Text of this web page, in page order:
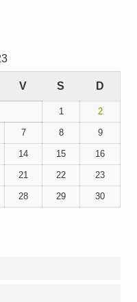
V S D
1 2
7 8 9
14 15 16
21 22 23
28 29 30